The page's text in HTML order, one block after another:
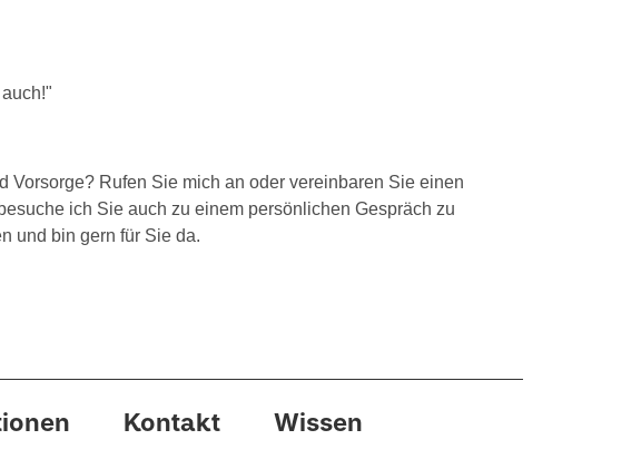
Vorsorge? Rufen Sie mich an oder vereinbaren Sie einen
ich Sie auch zu einem persönlichen Gespräch zu
und bin gern für Sie da.
Kontakt Wissen